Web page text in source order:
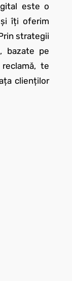
este o
îți oferim
strategii
bazate pe
te
clienților